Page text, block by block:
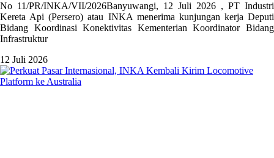
No 11/PR/INKA/VII/2026Banyuwangi, 12 Juli 2026 , PT Industri
Kereta Api (Persero) atau INKA menerima kunjungan kerja Deputi
Bidang Koordinasi Konektivitas Kementerian Koordinator Bidang
Infrastruktur
12 Juli 2026